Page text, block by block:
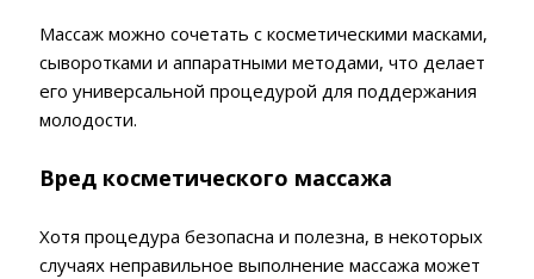
Массаж можно сочетать с косметическими масками,
сыворотками и аппаратными методами, что делает
его универсальной процедурой для поддержания
молодости.
Вред косметического массажа
Хотя процедура безопасна и полезна, в некоторых
случаях неправильное выполнение массажа может